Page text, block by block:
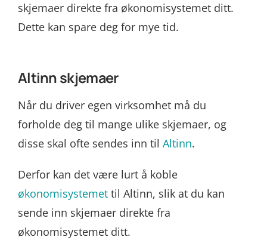
skjemaer direkte fra økonomisystemet ditt.
Dette kan spare deg for mye tid.
Altinn skjemaer
Når du driver egen virksomhet må du
forholde deg til mange ulike skjemaer, og
disse skal ofte sendes inn til Altinn.
Derfor kan det være lurt å koble
økonomisystemettil Altinn, slik at du kan
sende inn skjemaer direkte fra
økonomisystemet ditt.